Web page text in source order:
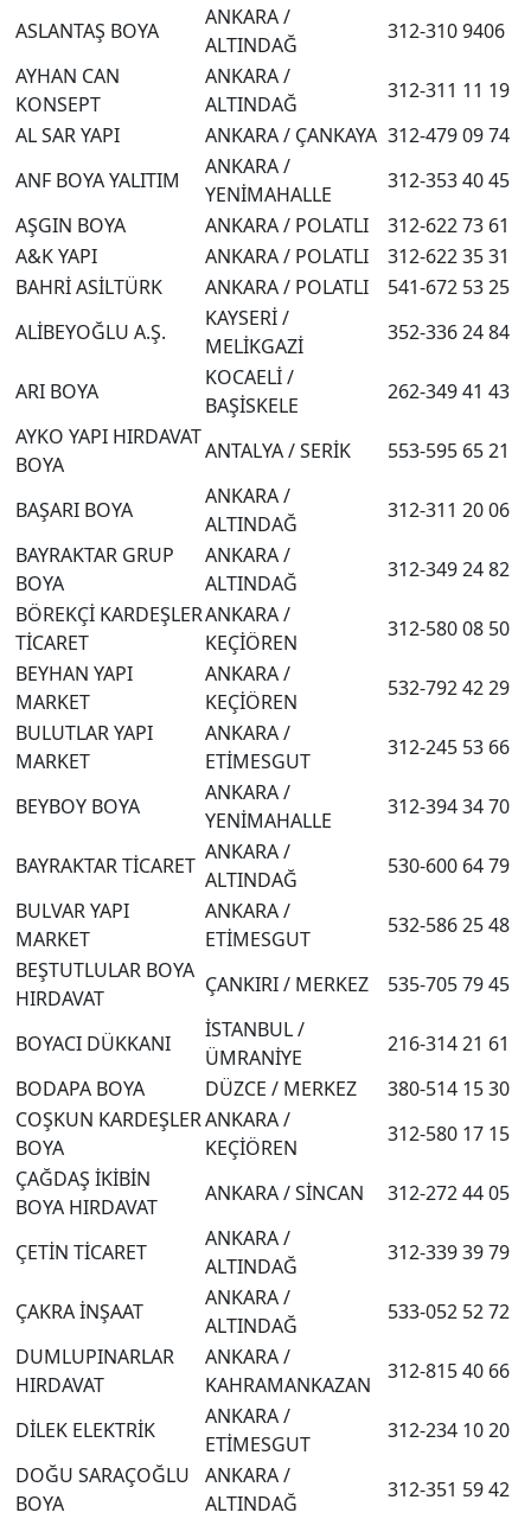
ASLANTAŞ BOYA
ANKARA /
ALTINDAĞ
312-310 9406
AYHAN CAN
KONSEPT
ANKARA /
ALTINDAĞ
312-311 11 19
AL SAR YAPI
ANKARA / ÇANKAYA 312-479 09 74
ANF BOYA YALITIM
ANKARA /
YENİMAHALLE
312-353 40 45
AŞGIN BOYA
ANKARA / POLATLI
312-622 73 61
A&K YAPI
ANKARA / POLATLI
312-622 35 31
BAHRİ ASİLTÜRK
ANKARA / POLATLI
541-672 53 25
ALİBEYOĞLU A.Ş.
KAYSERİ /
MELİKGAZİ
352-336 24 84
ARI BOYA
KOCAELİ /
BAŞİSKELE
262-349 41 43
AYKO YAPI HIRDAVAT
BOYA
ANTALYA / SERİK 553-595 65 21
BAŞARI BOYA
ANKARA /
ALTINDAĞ
312-311 20 06
BAYRAKTAR GRUP
BOYA
ANKARA /
ALTINDAĞ
312-349 24 82
BÖREKÇİ KARDEŞLER
TİCARET
ANKARA /
KEÇİÖREN
312-580 08 50
BEYHAN YAPI
MARKET
ANKARA /
KEÇİÖREN
532-792 42 29
BULUTLAR YAPI
MARKET
ANKARA /
ETİMESGUT
312-245 53 66
BEYBOY BOYA
ANKARA /
YENİMAHALLE
312-394 34 70
BAYRAKTAR TİCARET
ANKARA /
ALTINDAĞ
530-600 64 79
BULVAR YAPI
MARKET
ANKARA /
ETİMESGUT
532-586 25 48
BEŞTUTLULAR BOYA
HIRDAVAT
ÇANKIRI / MERKEZ 535-705 79 45
BOYACI DÜKKANI
İSTANBUL /
ÜMRANİYE
216-314 21 61
BODAPA BOYA
DÜZCE / MERKEZ
380-514 15 30
COŞKUN KARDEŞLER
BOYA
ANKARA /
KEÇİÖREN
312-580 17 15
ÇAĞDAŞ İKİBİN
BOYA HIRDAVAT
ANKARA / SİNCAN 312-272 44 05
ÇETİN TİCARET
ANKARA /
ALTINDAĞ
312-339 39 79
ÇAKRA İNŞAAT
ANKARA /
ALTINDAĞ
533-052 52 72
DUMLUPINARLAR
HIRDAVAT
ANKARA /
KAHRAMANKAZAN
312-815 40 66
DİLEK ELEKTRİK
ANKARA /
ETİMESGUT
312-234 10 20
DOĞU SARAÇOĞLU
BOYA
ANKARA /
ALTINDAĞ
312-351 59 42